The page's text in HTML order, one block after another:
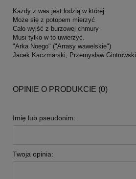
Każdy z was jest łodzią w której
Może się z potopem mierzyć
Cało wyjść z burzowej chmury
Musi tylko w to uwierzyć.
"Arka Noego" ("Arrasy wawelskie")
Jacek Kaczmarski, Przemysław Gintrowski
OPINIE O PRODUKCIE (0)
Imię lub pseudonim:
Twoja opinia: